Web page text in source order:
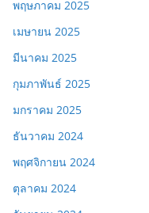
พฤษภาคม 2025
เมษายน 2025
มีนาคม 2025
กุมภาพันธ์ 2025
มกราคม 2025
ธันวาคม 2024
พฤศจิกายน 2024
ตุลาคม 2024